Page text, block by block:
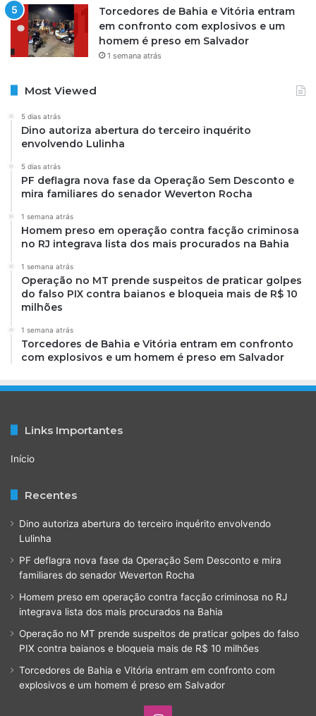
Torcedores de Bahia e Vitória entram
em confronto com explosivos e um
homem é preso em Salvador
1 semana atrás
Most Viewed
5 dias atrás
Dino autoriza abertura do terceiro inquérito
envolvendo Lulinha
5 dias atrás
PF deflagra nova fase da Operação Sem Desconto e
mira familiares do senador Weverton Rocha
1 semana atrás
Homem preso em operação contra facção criminosa
no RJ integrava lista dos mais procurados na Bahia
1 semana atrás
Operação no MT prende suspeitos de praticar golpes
do falso PIX contra baianos e bloqueia mais de R$ 10
milhões
1 semana atrás
Torcedores de Bahia e Vitória entram em confronto
com explosivos e um homem é preso em Salvador
Links Importantes
Início
Recentes
Dino autoriza abertura do terceiro inquérito envolvendo
Lulinha
PF deflagra nova fase da Operação Sem Desconto e mira
familiares do senador Weverton Rocha
Homem preso em operação contra facção criminosa no RJ
integrava lista dos mais procurados na Bahia
Operação no MT prende suspeitos de praticar golpes do falso
PIX contra baianos e bloqueia mais de R$ 10 milhões
Torcedores de Bahia e Vitória entram em confronto com
explosivos e um homem é preso em Salvador